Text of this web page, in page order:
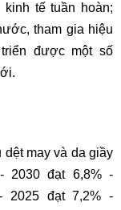
tế tuần hoàn;
tham gia hiệu
được một số
may và da giầy
2030 đạt 6,8% -
2025 đạt 7,2% -